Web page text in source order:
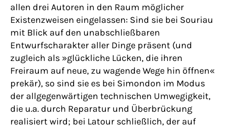
allen drei Autoren in den Raum möglicher
Existenzweisen eingelassen: Sind sie bei Souriau
mit Blick auf den unabschließbaren
Entwurfscharakter aller Dinge präsent (und
zugleich als »glückliche Lücken, die ihren
Freiraum auf neue, zu wagende Wege hin öffnen«
prekär), so sind sie es bei Simondon im Modus
der allgegenwärtigen technischen Umwegigkeit,
die u.a. durch Reparatur und Überbrückung
realisiert wird; bei Latour schließlich, der auf